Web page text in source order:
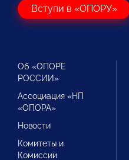
Вступи в «ОПОРУ»
Об «ОПОРЕ
РОССИИ»
Ассоциация «НП
«ОПОРА»
Новости
Комитеты и
Комиссии